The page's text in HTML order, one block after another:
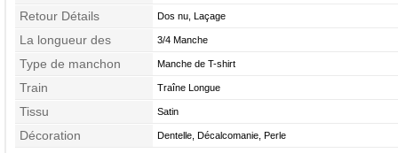
Retour Détails Dos nu, Laçage
La longueur des
manches
3/4 Manche
Type de manchon Manche de T-shirt
Train Traîne Longue
Tissu Satin
Décoration Dentelle, Décalcomanie, Perle